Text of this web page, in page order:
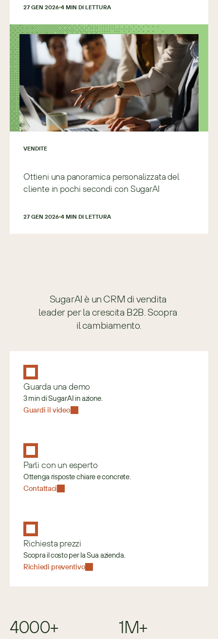
27 GEN 2026 4 MIN DI LETTURA
VENDITE
Ottieni una panoramica personalizzata del
cliente in pochi secondi con SugarAI
27 GEN 2026 4 MIN DI LETTURA
SugarAI è un CRM di vendita
leader per la crescita B2B. Scopra
il cambiamento.
Guarda una demo
3 min di SugarAI in azione.
Guardi il video
Parli con un esperto
Ottenga risposte chiare e concrete.
Contattaci
Richiesta prezzi
Scopra il costo per la Sua azienda.
Richiedi preventivo
4000+ 1M+